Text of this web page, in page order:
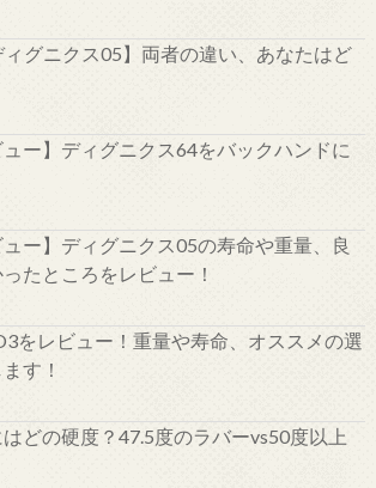
ィグニクス05】両者の違い、あなたはど
ュー】ディグニクス64をバックハンドに
ュー】ディグニクス05の寿命や重量、良
たところをレビュー！
をレビュー！重量や寿命、オススメの選
す！
はどの硬度？47.5度のラバーvs50度以上